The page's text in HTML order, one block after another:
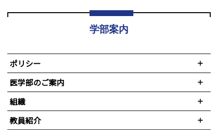
学部案内
ポリシー
医学部のご案内
組織
教員紹介